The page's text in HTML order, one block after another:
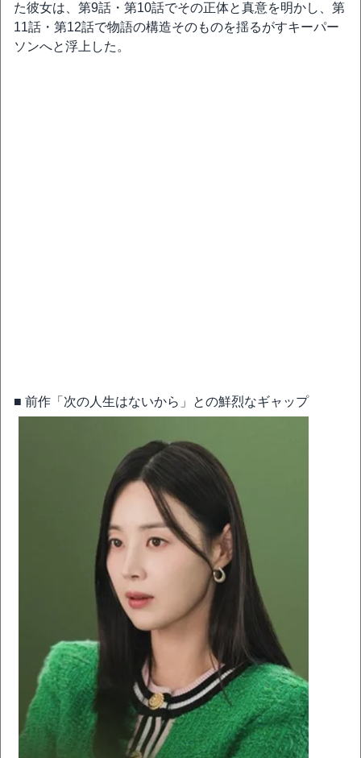
た彼女は、第9話・第10話でその正体と真意を明かし、第
11話・第12話で物語の構造そのものを揺るがすキーパー
ソンへと浮上した。
■ 前作「次の人生はないから」との鮮烈なギャップ